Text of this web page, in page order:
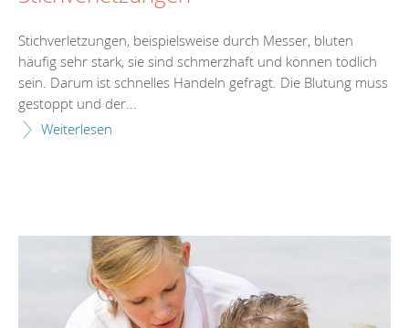
Stichverletzungen, beispielsweise durch Messer, bluten
häufig sehr stark, sie sind schmerzhaft und können tödlich
sein. Darum ist schnelles Handeln gefragt. Die Blutung muss
gestoppt und der...
Weiterlesen